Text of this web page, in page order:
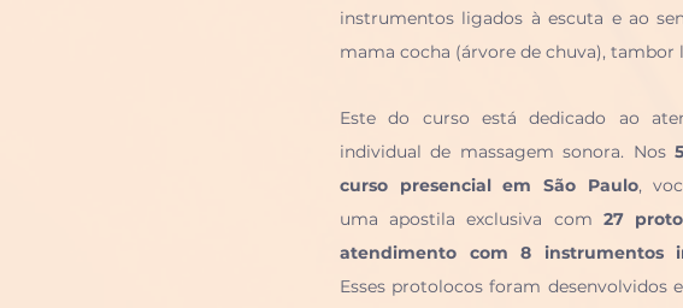
instrumentos ligados à escuta e ao
mama cocha (árvore de chuva), tambor
Este do curso está dedicado ao
individual de massagem sonora. Nos
curso presencial em São Paulo,
uma apostila exclusiva com 27
atendimento com 8 instrumentos
Esses protolocos foram desenvolvidos